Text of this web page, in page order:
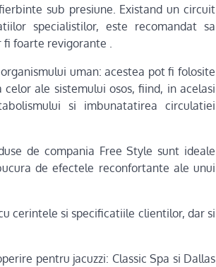
sub presiune. Existand un circuit
specialistilor, este recomandat sa
foarte revigorante .
uman: acestea pot fi folosite
ale sistemului osos, fiind, in acelasi
si imbunatatirea circulatiei
de compania Free Style sunt ideale
de efectele reconfortante ale unui
cerintele si specificatiile clientilor, dar si
pentru jacuzzi: Classic Spa si Dallas